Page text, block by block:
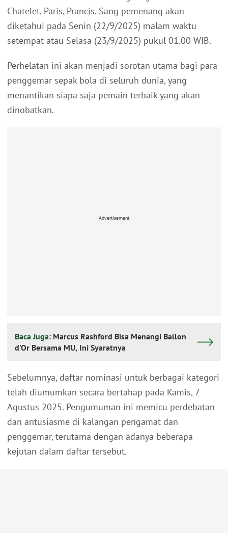
Chatelet, Paris, Prancis. Sang pemenang akan
diketahui pada Senin (22/9/2025) malam waktu
setempat atau Selasa (23/9/2025) pukul 01.00 WIB.
Perhelatan ini akan menjadi sorotan utama bagi para
penggemar sepak bola di seluruh dunia, yang
menantikan siapa saja pemain terbaik yang akan
dinobatkan.
Advertisement
Baca Juga: Marcus Rashford Bisa Menangi Ballon
d'Or Bersama MU, Ini Syaratnya
Sebelumnya, daftar nominasi untuk berbagai kategori
telah diumumkan secara bertahap pada Kamis, 7
Agustus 2025. Pengumuman ini memicu perdebatan
dan antusiasme di kalangan pengamat dan
penggemar, terutama dengan adanya beberapa
kejutan dalam daftar tersebut.